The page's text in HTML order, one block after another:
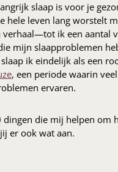
slaap is voor je
hele leven lang worstelt
verhaal—tot ik een aantal
mijn slaapproblemen
ik eindelijk als een
, een periode waarin
ervaren.
dingen die mij helpen om
er ook wat aan.